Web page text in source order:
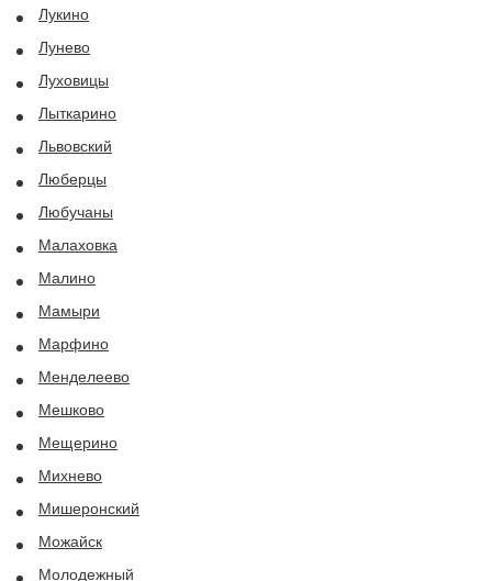
Лукино
Лунево
Луховицы
Лыткарино
Львовский
Люберцы
Любучаны
Малаховка
Малино
Мамыри
Марфино
Менделеево
Мешково
Мещерино
Михнево
Мишеронский
Можайск
Молодежный